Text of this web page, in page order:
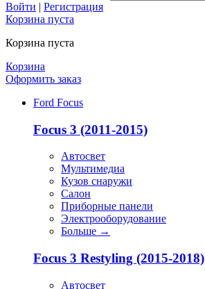
Войти | Регистрация
Корзина пуста
Корзина пуста
Корзина
Оформить заказ
Ford Focus
Focus 3 (2011-2015)
Автосвет
Мультимедиа
Кузов снаружи
Салон
Приборные панели
Электрооборудование
Больше →
Focus 3 Restyling (2015-2018)
Автосвет